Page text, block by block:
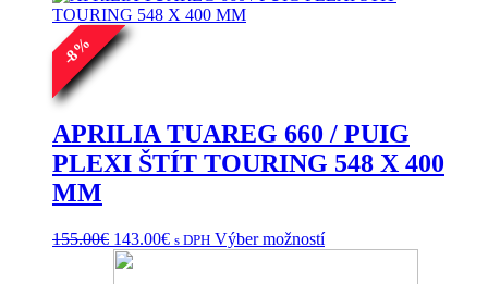
-
8
%
APRILIA TUAREG 660 / PUIG
PLEXI ŠTÍT TOURING 548 X 400
MM
155.00€ Pôvodná
cena
143.00€Aktuálna
s DPH Výber možnostíTento